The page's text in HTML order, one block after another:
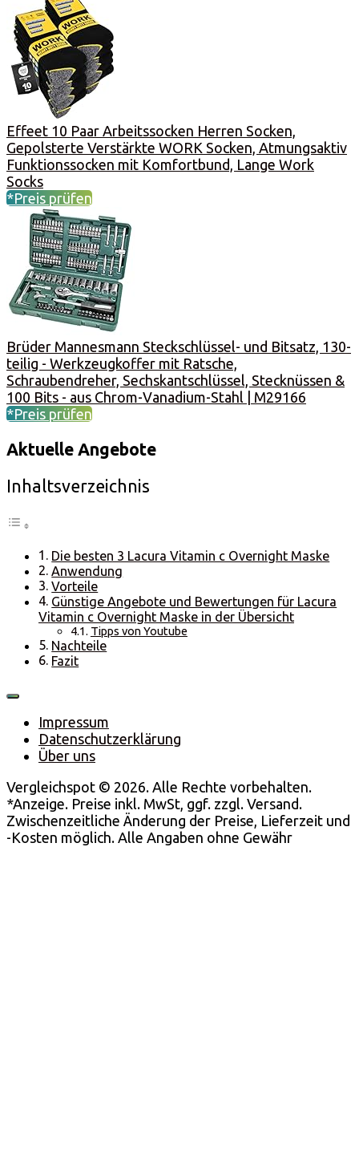
Effeet 10 Paar Arbeitssocken Herren Socken,
Gepolsterte Verstärkte WORK Socken, Atmungsaktiv
Funktionssocken mit Komfortbund, Lange Work
Socks
*Preis prüfen
Brüder Mannesmann Steckschlüssel- und Bitsatz, 130-
teilig - Werkzeugkoffer mit Ratsche,
Schraubendreher, Sechskantschlüssel, Stecknüssen &
100 Bits - aus Chrom-Vanadium-Stahl | M29166
*Preis prüfen
Aktuelle Angebote
Inhaltsverzeichnis
Die besten 3 Lacura Vitamin c Overnight Maske
Anwendung
Vorteile
Günstige Angebote und Bewertungen für Lacura
Vitamin c Overnight Maske in der Übersicht
Tipps von Youtube
Nachteile
Fazit
Impressum
Datenschutzerklärung
Über uns
Vergleichspot © 2026. Alle Rechte vorbehalten.
*Anzeige. Preise inkl. MwSt, ggf. zzgl. Versand.
Zwischenzeitliche Änderung der Preise, Lieferzeit und
-Kosten möglich. Alle Angaben ohne Gewähr